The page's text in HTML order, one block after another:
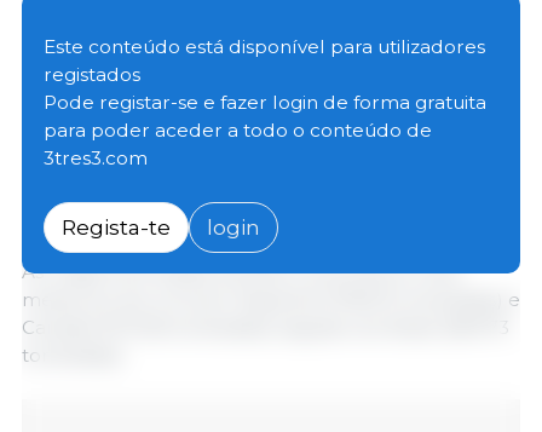
toneladas de carne de porco e produtos derivados
nos primeiros nove meses do ano, o que representa
um aumento de 22% em comparação com as
435.320 toneladas importadas de Janeiro a
Setembro de 2021. Neste mês de Setembro, foram
aumento de 47% em relação ao mês de 2021.
As origens principais durante os primeiros nove
meses do ano incluem Espanha (178.674 toneladas) e
Canadá (101.526 toneladas) seguido do Brasil (58.973
toneladas).
Este conteúdo está disponível para utilizadores
registados
Pode registar-se e fazer login de forma gratuita
para poder aceder a todo o conteúdo de
3tres3.com
Regista-te login